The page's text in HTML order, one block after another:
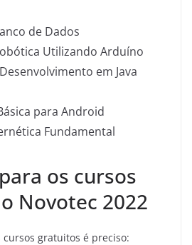
de Dados
Utilizando Arduíno
em Java
para Android
Fundamental
os cursos
Novotec 2022
cursos gratuitos é preciso: